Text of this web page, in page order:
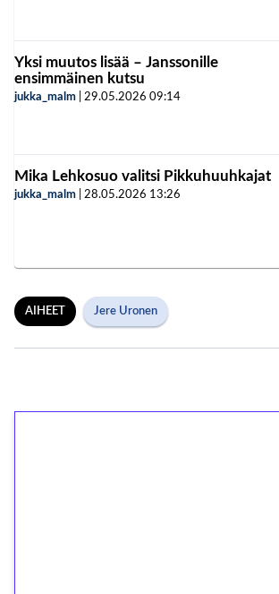
Yksi muutos lisää – Janssonille
ensimmäinen kutsu
jukka_malm 29.05.2026 09:14
Mika Lehkosuo valitsi Pikkuhuuhkajat
jukka_malm 28.05.2026 13:26
AIHEET Jere Uronen